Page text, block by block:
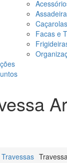
Facas e
Travessas